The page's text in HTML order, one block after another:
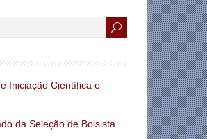
Iniciação Científica e
da Seleção de Bolsista